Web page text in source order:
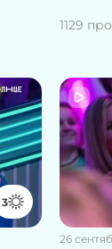
1129
3
26